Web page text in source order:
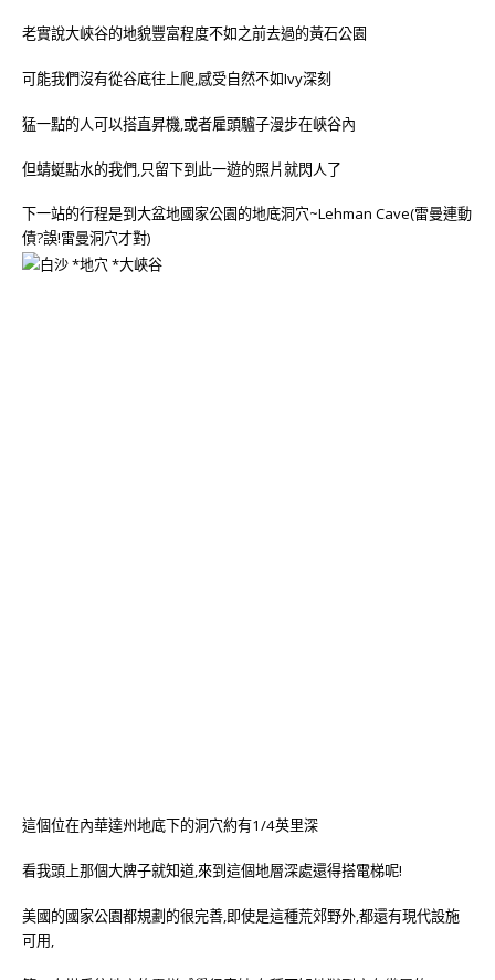
老實說大峽谷的地貌豐富程度不如之前去過的黃石公園
可能我們沒有從谷底往上爬,感受自然不如Ivy深刻
猛一點的人可以搭直昇機,或者雇頭驢子漫步在峽谷內
但蜻蜓點水的我們,只留下到此一遊的照片就閃人了
下一站的行程是到大盆地國家公園的地底洞穴~Lehman Cave(雷曼連動
債?誤!雷曼洞穴才對)
這個位在內華達州地底下的洞穴約有1/4英里深
看我頭上那個大牌子就知道,來到這個地層深處還得搭電梯呢!
美國的國家公園都規劃的很完善,即使是這種荒郊野外,都還有現代設施
可用,